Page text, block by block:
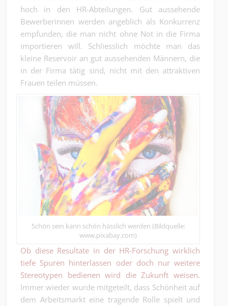
hoch in den HR-Abteilungen. Gut aussehende
Bewerberinnen werden angeblich als Konkurrenz
empfunden, die man nicht ohne Not in die Firma
importieren will. Schliesslich möchte man das
kleine Reservoir an gut aussehenden Männern, die
in der Firma tätig sind, nicht mit den attraktiven
Frauen teilen müssen.
Schön sein kann schön hässlich werden (Bildquelle:
www.pixabay.com)
Ob diese Resultate in der HR-Forschung wirklich
tiefe Spuren hinterlassen oder doch nur weitere
Stereotypen bedienen wird die Zukunft weisen.
Immer wieder wurde mitgeteilt, dass Schönheit auf
dem Arbeitsmarkt eine tragende Rolle spielt und